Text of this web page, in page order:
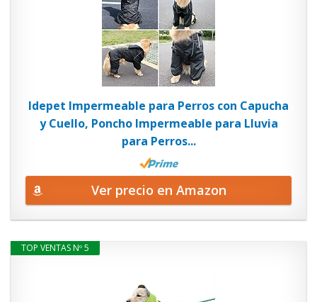
Idepet Impermeable para Perros con Capucha
y Cuello, Poncho Impermeable para Lluvia
para Perros...
Ver precio en Amazon
TOP VENTAS Nº 5